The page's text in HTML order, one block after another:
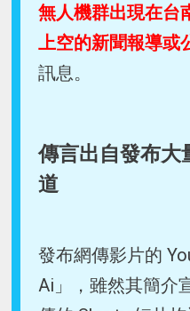
無人機群出現在台
上空的新聞報導或
訊息。
傳言出自發布大
道
發布網傳影片的
Ai」，雖然其簡介